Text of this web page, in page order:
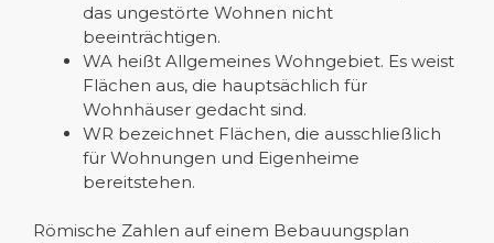
das ungestörte Wohnen nicht
beeinträchtigen.
WA heißt Allgemeines Wohngebiet. Es weist
Flächen aus, die hauptsächlich für
Wohnhäuser gedacht sind.
WR bezeichnet Flächen, die ausschließlich
für Wohnungen und Eigenheime
bereitstehen.
Römische Zahlen auf einem Bebauungsplan